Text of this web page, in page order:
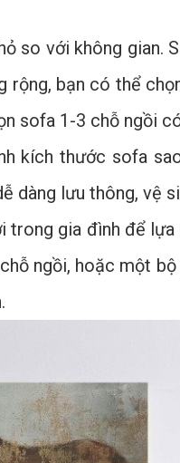
so với không gian.
rộng, bạn có thể
sofa 1-3 chỗ ngồi
kích thước sofa
dàng lưu thông, vệ
gia đình để
ngồi, hoặc một